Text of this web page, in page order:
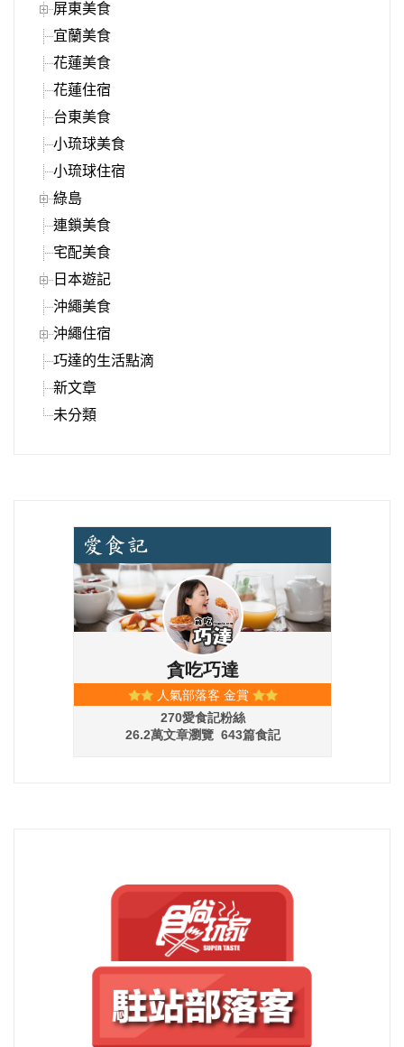
屏東美食
宜蘭美食
花蓮美食
花蓮住宿
台東美食
小琉球美食
小琉球住宿
綠島
連鎖美食
宅配美食
日本遊記
沖繩美食
沖繩住宿
巧達的生活點滴
新文章
未分類